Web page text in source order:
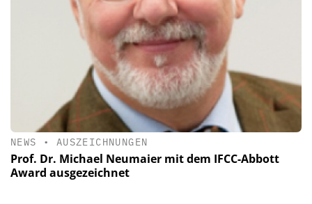
NEWS • AUSZEICHNUNGEN
Prof. Dr. Michael Neumaier mit dem IFCC-Abbott
Award ausgezeichnet